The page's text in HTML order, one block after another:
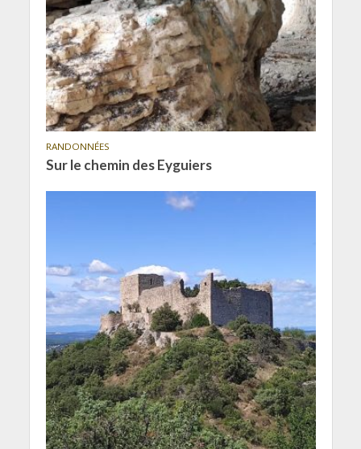
RANDONNÉES
Sur le chemin des Eyguiers